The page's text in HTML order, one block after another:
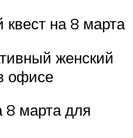
на 8 марта
женский
офисе
8 марта для